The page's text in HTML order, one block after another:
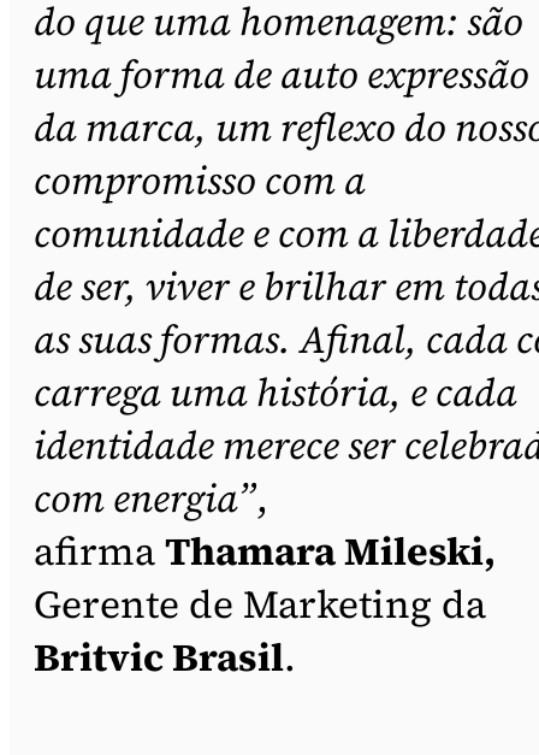
do que uma homenagem: são
uma forma de auto expressão
da marca, um reflexo do
compromisso com a
comunidade e com a
de ser, viver e brilhar em
as suas formas. Afinal, cada
carrega uma história, e cada
identidade merece ser
com energia”,
afirmaThamara Mileski,
Gerente de Marketing da
Britvic Brasil.